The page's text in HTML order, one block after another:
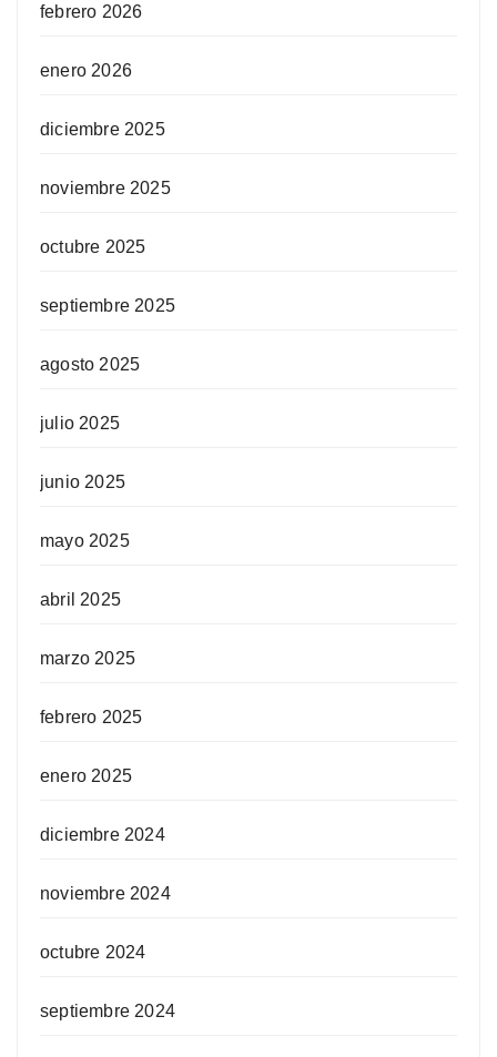
febrero 2026
enero 2026
diciembre 2025
noviembre 2025
octubre 2025
septiembre 2025
agosto 2025
julio 2025
junio 2025
mayo 2025
abril 2025
marzo 2025
febrero 2025
enero 2025
diciembre 2024
noviembre 2024
octubre 2024
septiembre 2024